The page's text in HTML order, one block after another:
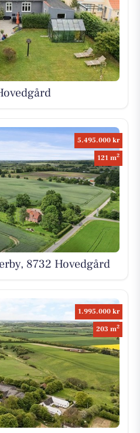
5.495.000 kr
121 m2
8732 Hovedgård
1.995.000 kr
203 m2